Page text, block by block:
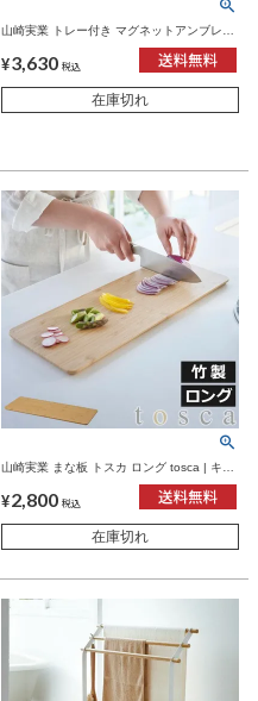
山崎実業 トレー付き マグネットアンブレラ
ホルダー トスカ tosca | インテリア雑貨・ト
スカシリーズ
¥3,630 税込
在庫切れ
山崎実業 まな板 トスカ ロング tosca | キッ
チン雑貨・トスカシリーズ
¥2,800 税込
在庫切れ